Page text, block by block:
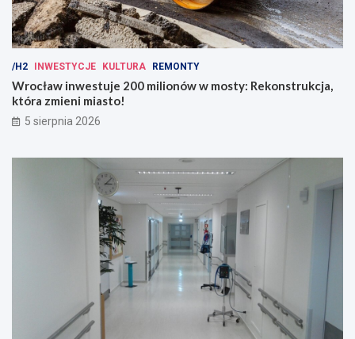
/H2 INWESTYCJE KULTURA REMONTY
Wrocław inwestuje 200 milionów w mosty: Rekonstrukcja,
która zmieni miasto!
5 sierpnia 2026